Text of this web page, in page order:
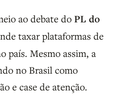
ao debate do PL do
taxar plataformas de
país. Mesmo assim, a
no Brasil como
e case de atenção.